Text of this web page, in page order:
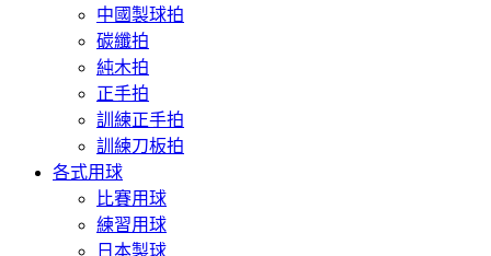
中國製球拍
碳纖拍
純木拍
正手拍
訓練正手拍
訓練刀板拍
各式用球
比賽用球
練習用球
日本製球